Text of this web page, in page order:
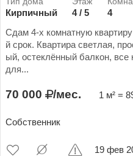
Кирпичный 4 / 5 4
Сдам 4-х комнатную
й срок. Квартира светлая,
ый, остеклённый балкон,
для...
70 000 /мес. 1 м² =
Собственник
19 фев